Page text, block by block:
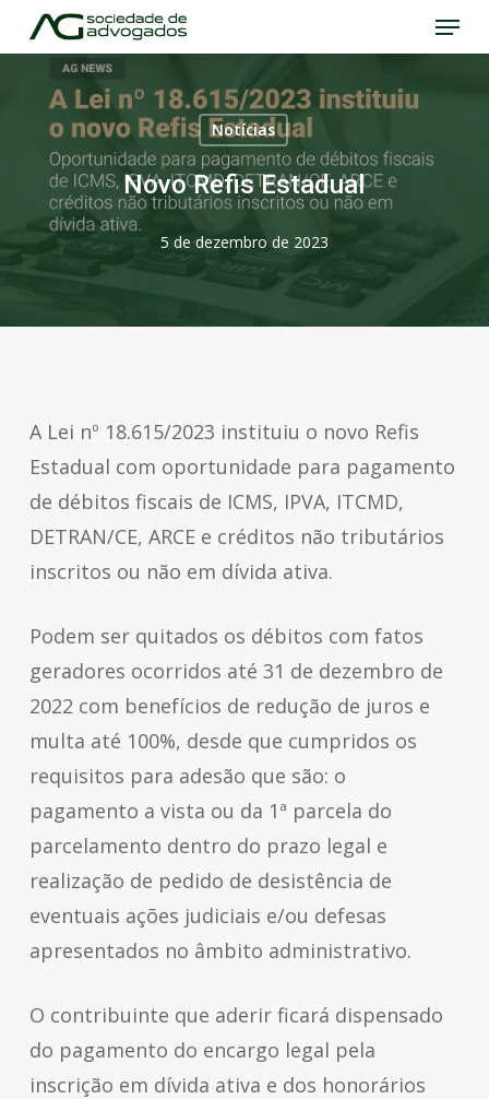
Skip
to
content
Menu
Notícias
Novo Refis Estadual
5 de dezembro de 2023
A Lei nº 18.615/2023 instituiu o novo Refis
Estadual com oportunidade para pagamento
de débitos fiscais de ICMS, IPVA, ITCMD,
DETRAN/CE, ARCE e créditos não tributários
inscritos ou não em dívida ativa.
Podem ser quitados os débitos com fatos
geradores ocorridos até 31 de dezembro de
2022 com benefícios de redução de juros e
multa até 100%, desde que cumpridos os
requisitos para adesão que são: o
pagamento a vista ou da 1ª parcela do
parcelamento dentro do prazo legal e
realização de pedido de desistência de
eventuais ações judiciais e/ou defesas
apresentados no âmbito administrativo.
O contribuinte que aderir ficará dispensado
do pagamento do encargo legal pela
inscrição em dívida ativa e dos honorários